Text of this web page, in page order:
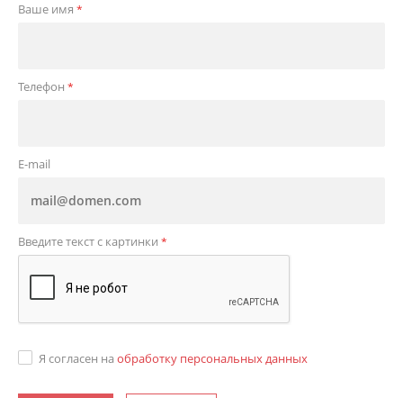
Ваше имя *
Телефон *
E-mail
Введите текст с картинки *
Я согласен на обработку персональных данных